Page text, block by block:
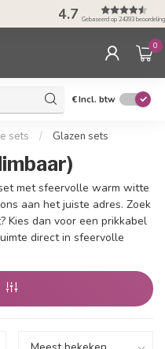
50 dagen
Klarna
4.7 Gebaseerd op 24393
0
€Incl. btw
sets / Glazen sets
met sfeervolle warm witte
aan het juiste adres. Zoek
Kies dan voor een prikkabel
direct in sfeervolle